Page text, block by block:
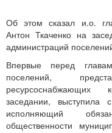
Об этом сказал и.о.
Антон Ткаченко на
администраций
Впервые перед
поселений,
ресурсоснабжающих
заседании,
исполняющий
общественности